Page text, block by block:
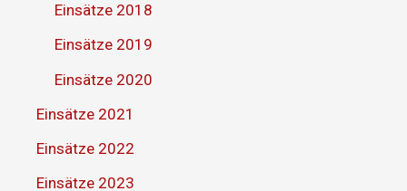
Einsätze 2018
Einsätze 2019
Einsätze 2020
Einsätze 2021
Einsätze 2022
Einsätze 2023